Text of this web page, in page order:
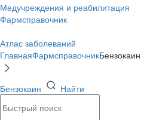
Медучреждения и реабилитация
Фармсправочник
Атлас заболеваний
ГлавнаяФармсправочникБензокаин
Бензокаин Найти